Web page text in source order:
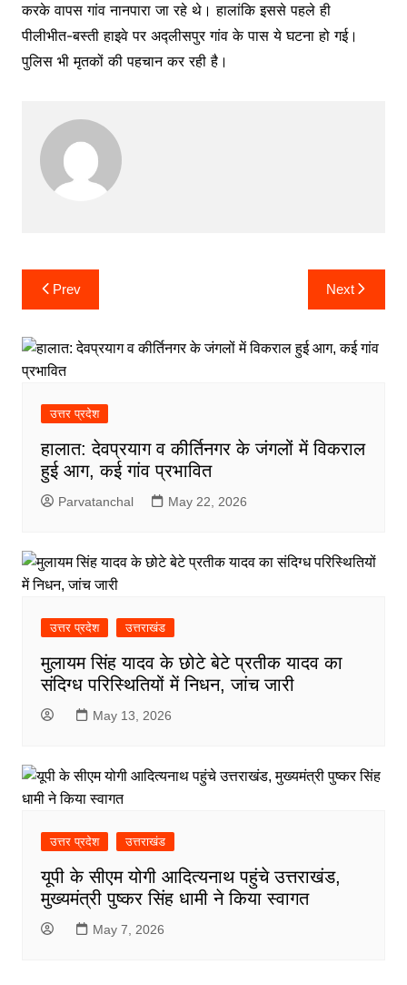
करके वापस गांव नानपारा जा रहे थे। हालांकि इससे पहले ही
पीलीभीत-बस्ती हाइवे पर अद्लीसपुर गांव के पास ये घटना हो गई।
पुलिस भी मृतकों की पहचान कर रही है।
Post
navigation
Prev Next
उत्तर प्रदेश
हालात: देवप्रयाग व कीर्तिनगर के जंगलों में विकराल
हुई आग, कई गांव प्रभावित
Parvatanchal May 22, 2026
उत्तर प्रदेश उत्तराखंड
​मुलायम सिंह यादव के छोटे बेटे प्रतीक यादव का
संदिग्ध परिस्थितियों में निधन, जांच जारी
May 13, 2026
उत्तर प्रदेश उत्तराखंड
यूपी के सीएम योगी आदित्यनाथ पहुंचे उत्तराखंड,
मुख्यमंत्री पुष्कर सिंह धामी ने किया स्वागत
May 7, 2026